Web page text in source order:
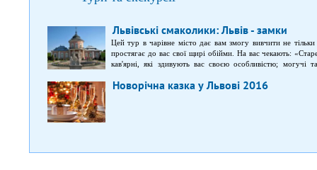
Львівські смаколики: Львів - замки
Цей тур в чарівне місто дає вам змогу вивчити не
простягає до вас свої щирі обійми. На вас чекають:
кав'ярні, які здивують вас своєю особливістю; могучі
Новорічна казка у Львові 2016